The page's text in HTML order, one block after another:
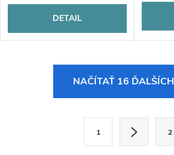
DETAIL
NAČÍTAŤ 16 ĎALŠÍCH
1 2